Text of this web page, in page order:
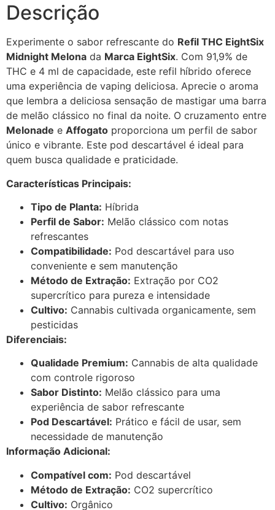
Descrição
Experimente o sabor refrescante do Refil THC EightSix
Midnight Melona da Marca EightSix. Com 91,9% de
THC e 4 ml de capacidade, este refil híbrido oferece
uma experiência de vaping deliciosa. Aprecie o aroma
que lembra a deliciosa sensação de mastigar uma barra
de melão clássico no final da noite. O cruzamento entre
Melonade e Affogato proporciona um perfil de sabor
único e vibrante. Este pod descartável é ideal para
quem busca qualidade e praticidade.
Características Principais:
Tipo de Planta: Híbrida
Perfil de Sabor: Melão clássico com notas
refrescantes
Compatibilidade: Pod descartável para uso
conveniente e sem manutenção
Método de Extração: Extração por CO2
supercrítico para pureza e intensidade
Cultivo: Cannabis cultivada organicamente, sem
pesticidas
Diferenciais:
Qualidade Premium: Cannabis de alta qualidade
com controle rigoroso
Sabor Distinto: Melão clássico para uma
experiência de sabor refrescante
Pod Descartável: Prático e fácil de usar, sem
necessidade de manutenção
Informação Adicional:
Compatível com: Pod descartável
Método de Extração: CO2 supercrítico
Cultivo: Orgânico